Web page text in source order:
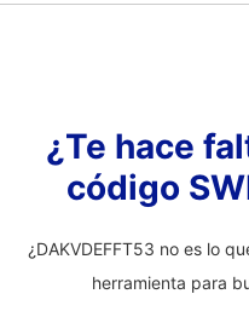
¿Te hace
código
¿DAKVDEFFT53 no es lo
herramienta para